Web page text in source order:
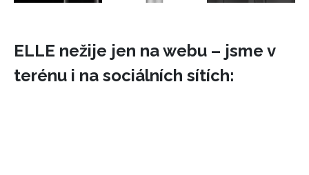
ELLE nežije jen na webu – jsme v
terénu i na sociálních sítích: